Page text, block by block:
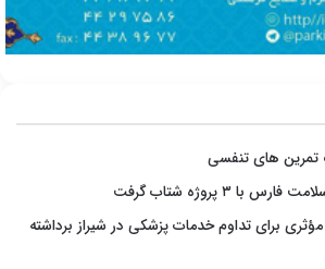
تمرین های تنفسی
۳ پروژه شتاب گرفت
برای تداوم خدمات پزشکی در شیراز برداشته